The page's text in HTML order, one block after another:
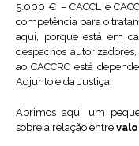
5.000 € – CACCL e
competência para o
aqui, porque está em
despachos
ao CACCRC está
Adjunto e da Justiça.
Abrimos aqui um
sobre a relação entre